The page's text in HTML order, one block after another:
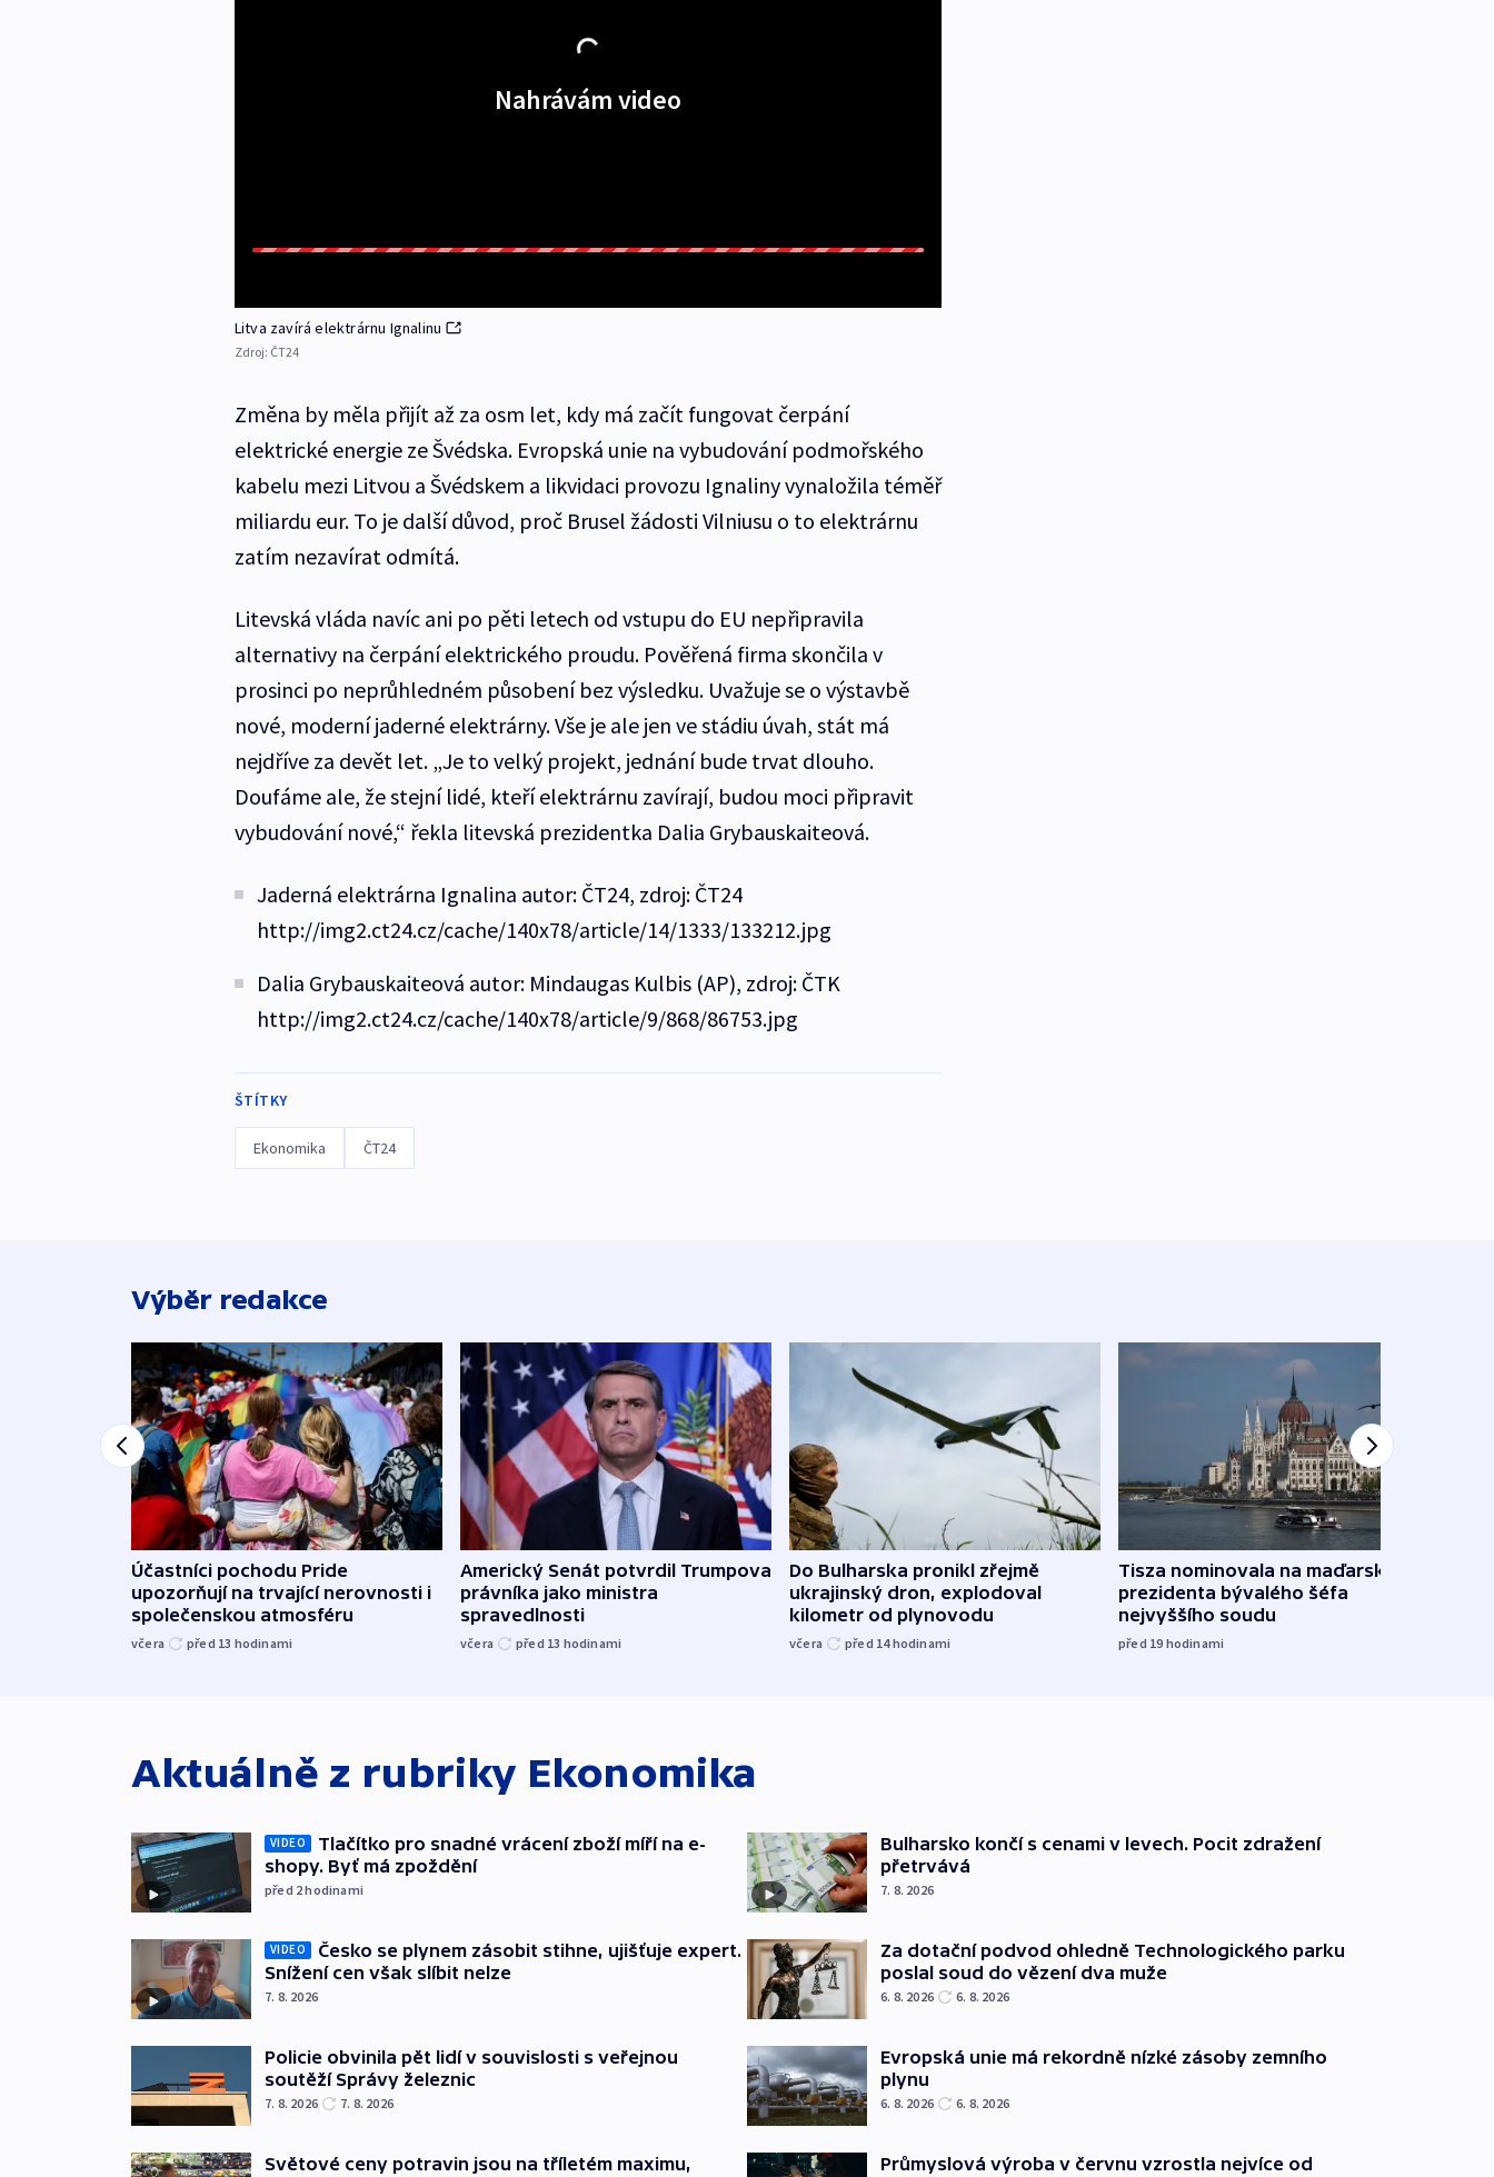
Nahrávám video
Litva zavírá elektrárnu Ignalinu
Zdroj: ČT24
Změna by měla přijít až za osm let, kdy má začít fungovat čerpání
elektrické energie ze Švédska. Evropská unie na vybudování podmořského
kabelu mezi Litvou a Švédskem a likvidaci provozu Ignaliny vynaložila téměř
miliardu eur. To je další důvod, proč Brusel žádosti Vilniusu o to elektrárnu
zatím nezavírat odmítá.
Litevská vláda navíc ani po pěti letech od vstupu do EU nepřipravila
alternativy na čerpání elektrického proudu. Pověřená firma skončila v
prosinci po neprůhledném působení bez výsledku. Uvažuje se o výstavbě
nové, moderní jaderné elektrárny. Vše je ale jen ve stádiu úvah, stát má
nejdříve za devět let. „Je to velký projekt, jednání bude trvat dlouho.
Doufáme ale, že stejní lidé, kteří elektrárnu zavírají, budou moci připravit
vybudování nové,“ řekla litevská prezidentka Dalia Grybauskaiteová.
Jaderná elektrárna Ignalina autor: ČT24, zdroj: ČT24
http://img2.ct24.cz/cache/140x78/article/14/1333/133212.jpg
Dalia Grybauskaiteová autor: Mindaugas Kulbis (AP), zdroj: ČTK
http://img2.ct24.cz/cache/140x78/article/9/868/86753.jpg
ŠTÍTKY
Ekonomika ČT24
Výběr redakce
Účastníci pochodu Pride
upozorňují na trvající nerovnosti i
společenskou atmosféru
včera před 13 hodinami
Americký Senát potvrdil Trumpova
právníka jako ministra
spravedlnosti
včera před 13 hodinami
Do Bulharska pronikl zřejmě
ukrajinský dron, explodoval
kilometr od plynovodu
včera před 14hodinami
Tisza nominovala na maďarského
prezidenta bývalého šéfa
nejvyššího soudu
před 19 hodinami
Aktuálně z rubriky Ekonomika
VIDEO
Tlačítko pro snadné vrácení zboží míří na e-
shopy. Byť má zpoždění
před 2hodinami
VIDEO
Česko se plynem zásobit stihne, ujišťuje expert.
Snížení cen však slíbit nelze
7. 8. 2026
Policie obvinila pět lidí v souvislosti s veřejnou
soutěží Správy železnic
7. 8. 2026 7. 8. 2026
Světové ceny potravin jsou na tříletém maximu,
Bulharsko končí s cenami v levech. Pocit zdražení
přetrvává
7. 8. 2026
Za dotační podvod ohledně Technologického parku
poslal soud do vězení dva muže
6. 8. 2026 6. 8. 2026
Evropská unie má rekordně nízké zásoby zemního
plynu
6. 8. 2026 6. 8. 2026
Průmyslová výroba v červnu vzrostla nejvíce od